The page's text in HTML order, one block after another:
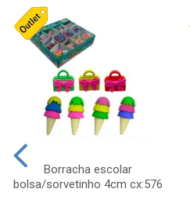
Borracha escolar
bolsa/sorvetinho 4cm cx:576